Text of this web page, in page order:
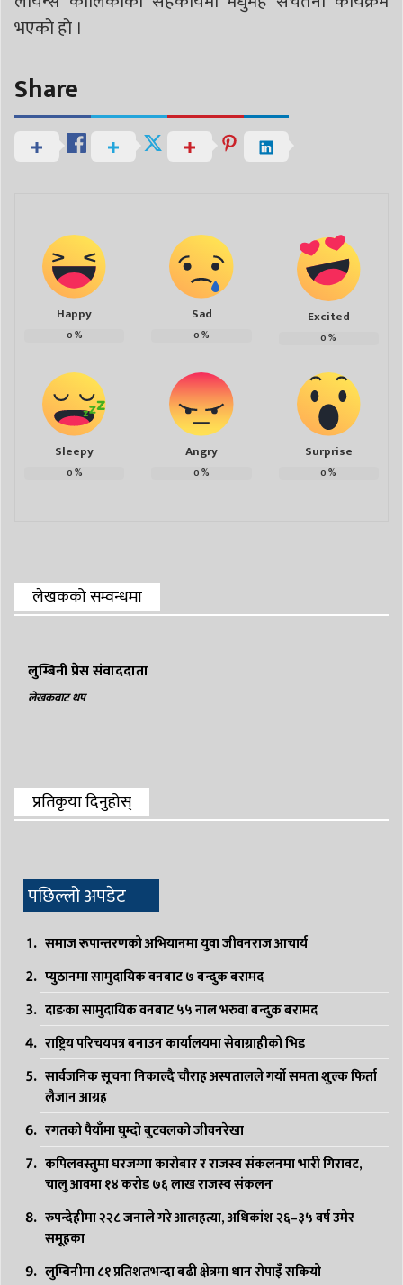
भएको हो ।
Share
Happy
0%
Sad
0%
Excited
0%
Sleepy
0%
Angry
0%
Surprise
0%
लेखकको सम्वन्धमा
लुम्बिनी प्रेस संवाददाता
लेखकबाट थप
प्रतिकृया दिनुहोस्
पछिल्लो अपडेट
समाज रूपान्तरणको अभियानमा युवा जीवनराज आचार्य
प्युठानमा सामुदायिक वनबाट ७ बन्दुक बरामद
दाङका सामुदायिक वनबाट ५५ नाल भरुवा बन्दुक बरामद
राष्ट्रिय परिचयपत्र बनाउन कार्यालयमा सेवाग्राहीको भिड
सार्वजनिक सूचना निकाल्दै चौराह अस्पतालले गर्यो समता शुल्क फिर्ता
लैजान आग्रह
रगतको पैयाँमा घुम्दो बुटवलको जीवनरेखा
कपिलवस्तुमा घरजग्गा कारोबार र राजस्व संकलनमा भारी गिरावट,
चालु आवमा १४ करोड ७६ लाख राजस्व संकलन
रुपन्देहीमा २२८ जनाले गरे आत्महत्या, अधिकांश २६–३५ वर्ष उमेर
समूहका
लुम्बिनीमा ८१ प्रतिशतभन्दा बढी क्षेत्रमा धान रोपाइँ सकियो